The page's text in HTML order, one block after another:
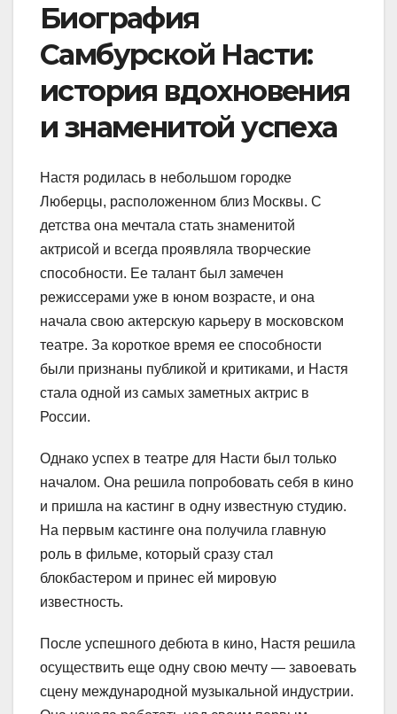
Биография
Самбурской Насти:
история вдохновения
и знаменитой успеха
Настя родилась в небольшом городке
Люберцы, расположенном близ Москвы. С
детства она мечтала стать знаменитой
актрисой и всегда проявляла творческие
способности. Ее талант был замечен
режиссерами уже в юном возрасте, и она
начала свою актерскую карьеру в московском
театре. За короткое время ее способности
были признаны публикой и критиками, и Настя
стала одной из самых заметных актрис в
России.
Однако успех в театре для Насти был только
началом. Она решила попробовать себя в кино
и пришла на кастинг в одну известную студию.
На первым кастинге она получила главную
роль в фильме, который сразу стал
блокбастером и принес ей мировую
известность.
После успешного дебюта в кино, Настя решила
осуществить еще одну свою мечту — завоевать
сцену международной музыкальной индустрии.